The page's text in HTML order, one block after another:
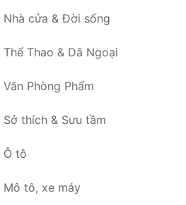
Nhà cửa & Đời sống
Thể Thao & Dã Ngoại
Văn Phòng Phẩm
Sở thích & Sưu tầm
Ô tô
Mô tô, xe máy